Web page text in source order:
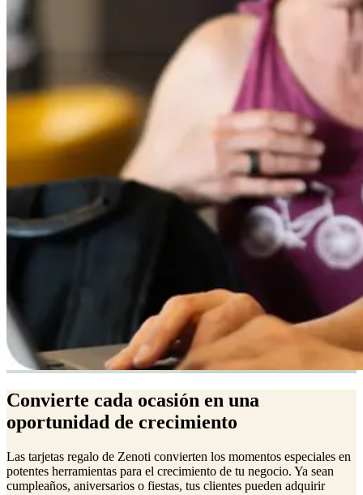
Convierte cada ocasión en una
oportunidad de crecimiento
Las tarjetas regalo de Zenoti convierten los momentos especiales en
potentes herramientas para el crecimiento de tu negocio. Ya sean
cumpleaños, aniversarios o fiestas, tus clientes pueden adquirir